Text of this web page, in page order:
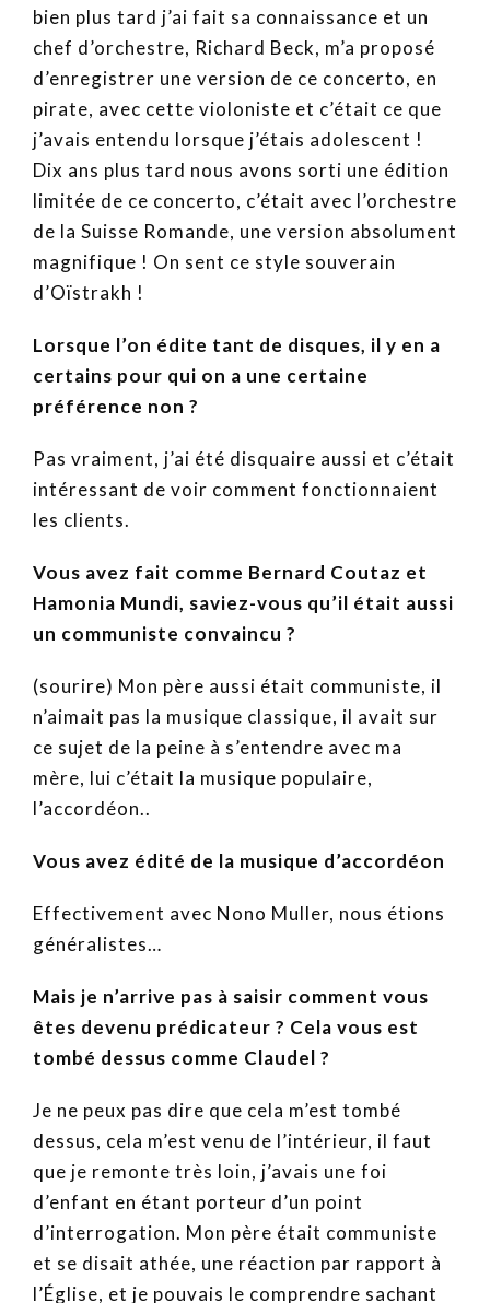
bien plus tard j’ai fait sa connaissance et un
chef d’orchestre, Richard Beck, m’a proposé
d’enregistrer une version de ce concerto, en
pirate, avec cette violoniste et c’était ce que
j’avais entendu lorsque j’étais adolescent !
Dix ans plus tard nous avons sorti une édition
limitée de ce concerto, c’était avec l’orchestre
de la Suisse Romande, une version absolument
magnifique ! On sent ce style souverain
d’Oïstrakh !
Lorsque l’on édite tant de disques, il y en a
certains pour qui on a une certaine
préférence non ?
Pas vraiment, j’ai été disquaire aussi et c’était
intéressant de voir comment fonctionnaient
les clients.
Vous avez fait comme Bernard Coutaz et
Hamonia Mundi, saviez-vous qu’il était aussi
un communiste convaincu ?
(sourire) Mon père aussi était communiste, il
n’aimait pas la musique classique, il avait sur
ce sujet de la peine à s’entendre avec ma
mère, lui c’était la musique populaire,
l’accordéon..
Vous avez édité de la musique d’accordéon
Effectivement avec Nono Muller, nous étions
généralistes…
Mais je n’arrive pas à saisir comment vous
êtes devenu prédicateur ? Cela vous est
tombé dessus comme Claudel ?
Je ne peux pas dire que cela m’est tombé
dessus, cela m’est venu de l’intérieur, il faut
que je remonte très loin, j’avais une foi
d’enfant en étant porteur d’un point
d’interrogation. Mon père était communiste
et se disait athée, une réaction par rapport à
l’Église, et je pouvais le comprendre sachant